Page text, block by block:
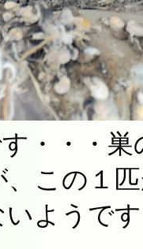
・・・巣
、この１
ようで